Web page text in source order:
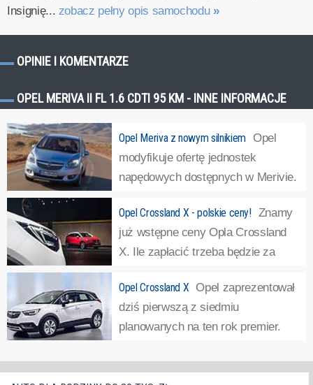
Insignię... zobacz pełny opis samochodu »
OPINIE I KOMENTARZE
OPEL MERIVA II FL 1.6 CDTI 95 KM - INNE INFORMACJE
Opel Meriva z nowym silnikiem Opel
modyfikuje ofertę jednostek
napędowych dostępnych w Merivie.
mocy 95 KM. Do tej pory Opel Meriva, który jesienią
ubiegłego roku przeszedł face-lifting, oferowany był z
dwoma wersjami silnika 1.6 CDTI: o mocy 136 i...
»
Opel Crossland X - polskie ceny! Znamy
już wstępne ceny Opla Crossland
X. Ile zapłacić trzeba będzie za
oferowany będzie w trzech wersjach wyposażeniowych:
Essentia, Enjoy i Elite. Pierwsza – bazowa – pojawi się
jednak w cennikach dopiero w styczniu...
»
Opel Crossland X Opel zaprezentował
dziś pierwszą z siedmiu
planowanych na ten rok premier.
Crossland X. Samochód powstał przy współpracy z